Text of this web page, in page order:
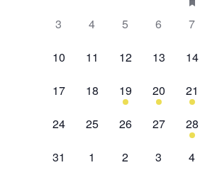
Évènements
0
3
0
4
0
5
0
6
0
7
0
10
0
11
0
12
0
13
0
14
0
17
0
évènement,
18
1
évènement,
19
2
20
1
21
0
24
0
25
0
26
0
27
1
28
0
31
0
1
0
2
0
3
0
4